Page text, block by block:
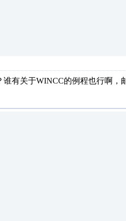
有关于WINCC的例程也行啊，